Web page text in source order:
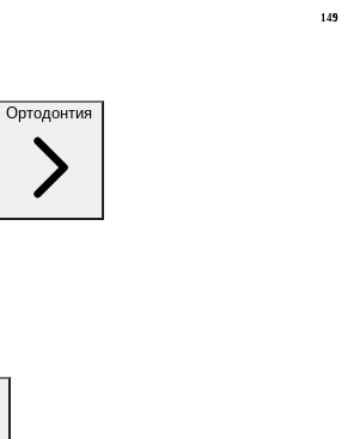
Ортодонтия
9
149